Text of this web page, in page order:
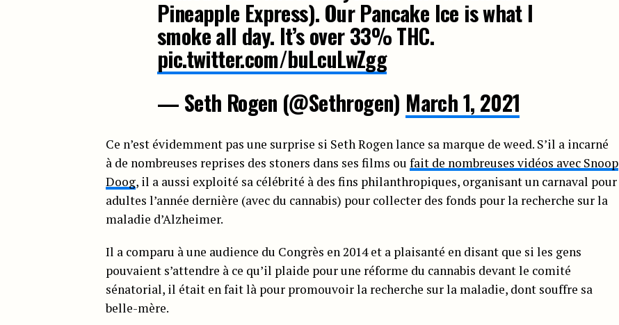
Pineapple Express). Our Pancake Ice is what I
smoke all day. It’s over 33% THC.
pic.twitter.com/buLcuLwZgg
— Seth Rogen (@Sethrogen) March 1, 2021
Ce n’est évidemment pas une surprise si Seth Rogen lance sa marque de weed. S’il a incarné
à de nombreuses reprises des stoners dans ses films ou fait de nombreuses vidéos avec Snoop
Doog, il a aussi exploité sa célébrité à des fins philanthropiques, organisant un carnaval pour
adultes l’année dernière (avec du cannabis) pour collecter des fonds pour la recherche sur la
maladie d’Alzheimer.
Il a comparu à une audience du Congrès en 2014 et a plaisanté en disant que si les gens
pouvaient s’attendre à ce qu’il plaide pour une réforme du cannabis devant le comité
sénatorial, il était en fait là pour promouvoir la recherche sur la maladie, dont souffre sa
belle-mère.